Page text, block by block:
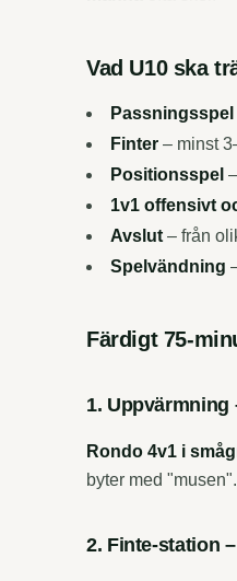
Vad U10 ska
Finter – minst
Positionsspel
1v1 offensivt
Avslut – från
Spelvändning
Färdigt 75-
1. Uppvärmning
Rondo 4v1 i
byter med
2. Finte-station